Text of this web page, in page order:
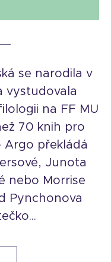
se narodila v
vystudovala
na FF MU
70 knih pro
Argo překládá
Junota
nebo Morrise
Pynchonova